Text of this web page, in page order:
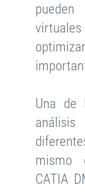
Una de
mismo
CATIA